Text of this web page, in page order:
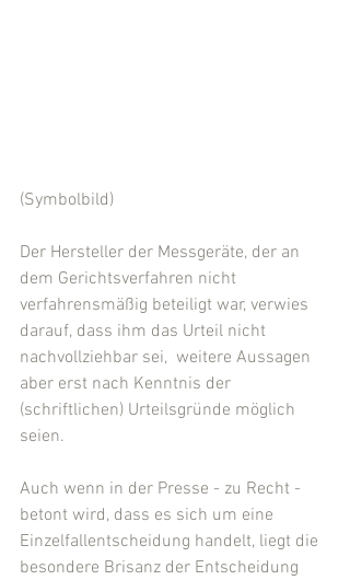
(Symbolbild)
Der Hersteller der Messgeräte, der an
dem Gerichtsverfahren nicht
verfahrensmäßig beteiligt war, verwies
darauf, dass ihm das Urteil nicht
nachvollziehbar sei,  weitere Aussagen
aber erst nach Kenntnis der
(schriftlichen) Urteilsgründe möglich
seien.
Auch wenn in der Presse - zu Recht -
betont wird, dass es sich um eine
Einzelfallentscheidung handelt, liegt die
besondere Brisanz der Entscheidung